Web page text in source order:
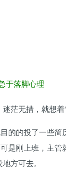
于落脚心理
茫无措，就想着“
的的投了一些
是刚上班，主
方可去。